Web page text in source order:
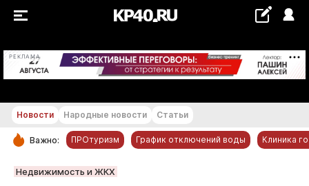
РЕКЛАМА +21...+22 °С
РУБРИКИ
Новости Народные новости Статьи
Важно: ПРОтуризм График отключений воды Клиника
Недвижимость и ЖКХ